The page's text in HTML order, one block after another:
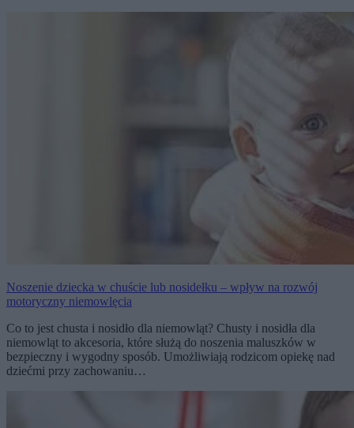
Noszenie dziecka w chuście lub nosidełku – wpływ na rozwój
motoryczny niemowlęcia
Co to jest chusta i nosidło dla niemowląt? Chusty i nosidła dla
niemowląt to akcesoria, które służą do noszenia maluszków w
bezpieczny i wygodny sposób. Umożliwiają rodzicom opiekę nad
dziećmi przy zachowaniu…